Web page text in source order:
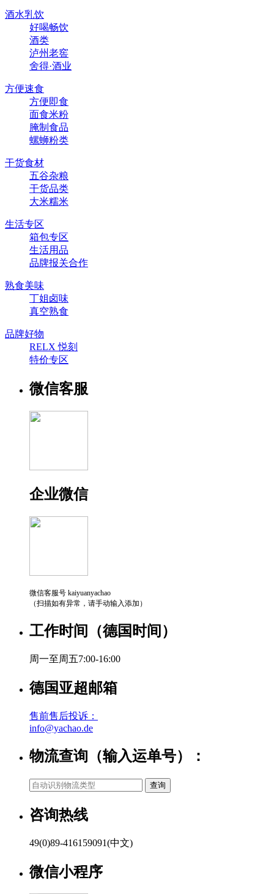
酒水乳饮
好喝畅饮
酒类
泸州老窖
舍得·酒业
方便速食
方便即食
面食米粉
腌制食品
螺蛳粉类
干货食材
五谷杂粮
干货品类
大米糯米
生活专区
箱包专区
生活用品
品牌报关合作
熟食美味
丁姐卤味
真空熟食
品牌好物
RELX 悦刻
特价专区
微信客服
企业微信
微信客服号 kaiyuanyachao
（扫描如有异常，请手动输入添加）
工作时间（德国时间）
周一至周五7:00-16:00
德国亚超邮箱
售前售后投诉：
info@yachao.de
物流查询（输入运单号）：
咨询热线
49(0)89-416159091(中文)
微信小程序